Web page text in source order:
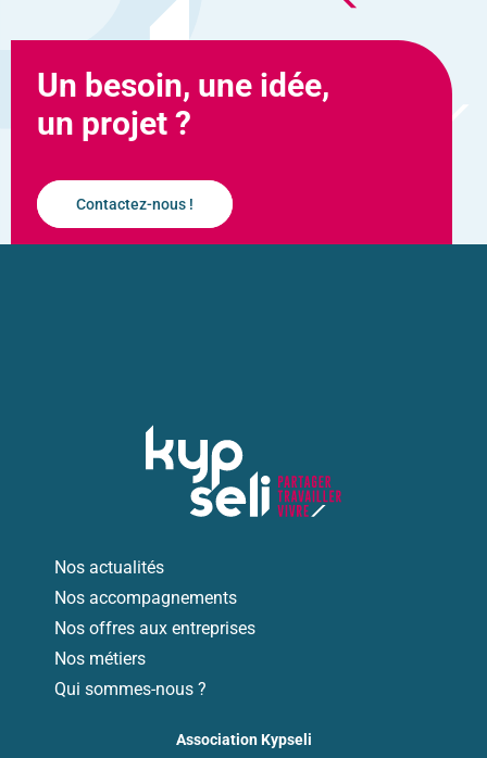
Un besoin, une idée,
un projet ?
Contactez-nous !
Nos actualités
Nos accompagnements
Nos offres aux entreprises
Nos métiers
Qui sommes-nous ?
Association Kypseli